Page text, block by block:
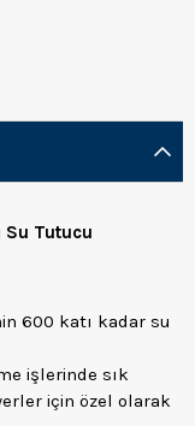
Su Tutucu
600 katı kadar su
işlerinde sık
için özel olarak